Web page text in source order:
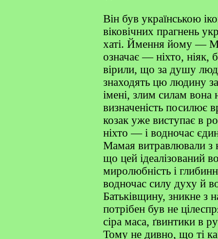
Він був українською
віковічних прагнень
хаті. Ймення йому —
означає — ніхто, ніяк,
вірили, що за душу
знаходять цю людину
імені, злим силам вона
визначеність посилює
козак уже виступає в
ніхто — і водночас
Мамая витравлювали з
що цей ідеалізований
миролюбність і
водночас силу духу й
Батьківщину, зникне з
потрібен був не
сіра маса, ґвинтики в
Тому не дивно, що ті